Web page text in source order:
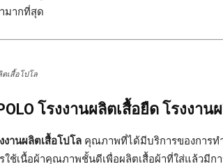
มากที่สุด
ตเสื้อโปโล
โรงงานผลิตเสื้อยืด โรงงาน
งานผลิตเสื้อโปโล คุณภาพที่ได้มีบริการของการท
ใช้เนื้อผ้าคุณภาพชั้นดีเพื่อผลิตเสื้อผ้าที่ใส่แล้วมีก